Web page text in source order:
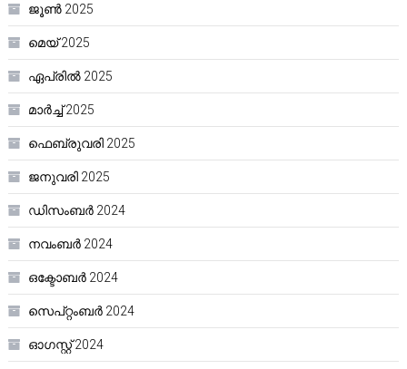
ജൂൺ 2025
മെയ്‌ 2025
ഏപ്രിൽ 2025
മാർച്ച്‌ 2025
ഫെബ്രുവരി 2025
ജനുവരി 2025
ഡിസംബർ 2024
നവംബർ 2024
ഒക്ടോബർ 2024
സെപ്റ്റംബർ 2024
ഓഗസ്റ്റ്‌ 2024